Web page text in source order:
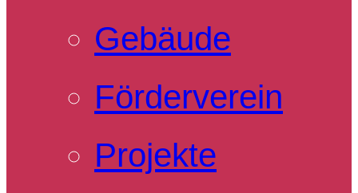
Gebäude
Förderverein
Projekte